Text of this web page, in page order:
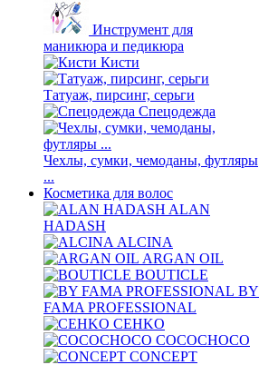
Инструмент для
маникюра и педикюра
Кисти
Татуаж, пирсинг, серьги
Спецодежда
Чехлы, сумки, чемоданы, футляры
...
Косметика для волос
ALAN
HADASH
ALCINA
ARGAN OIL
BOUTICLE
BY
FAMA PROFESSIONAL
CEHKO
COCOCHOCO
CONCEPT